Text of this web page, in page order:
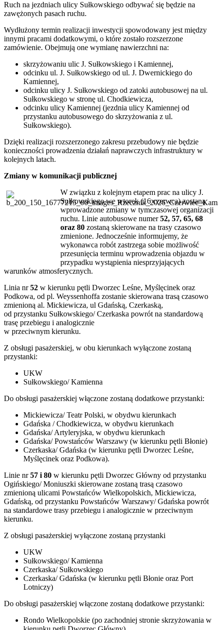
Ruch na jezdniach ulicy Sułkowskiego odbywać się będzie na
zawężonych pasach ruchu.
Wydłużony termin realizacji inwestycji spowodowany jest między
innymi pracami dodatkowymi, o które zostało rozszerzone
zamówienie. Obejmują one wymianę nawierzchni na:
skrzyżowaniu ulic J. Sułkowskiego i Kamiennej,
odcinku ul. J. Sułkowskiego od ul. J. Dwernickiego do
Kamiennej,
odcinku ulicy J. Sułkowskiego od zatoki autobusowej na ul.
Sułkowskiego w stronę ul. Chodkiewicza,
odcinku ulicy Kamiennej (jezdnia ulicy Kamiennej od
przystanku autobusowego do skrzyżowania z ul.
Sułkowskiego).
Dzięki realizacji rozszerzonego zakresu przebudowy nie będzie
konieczności prowadzenia działań naprawczych infrastruktury w
kolejnych latach.
Zmiany w komunikacji publicznej
W związku z kolejnym etapem prac na ulicy J.
Sułkowskiego we wtorek (16 czerwca) zostaną
wprowadzone zmiany w tymczasowej organizacji
ruchu. Linie autobusowe numer52, 57, 65, 68
oraz 80 zostaną skierowane na trasy czasowo
zmienione. Jednocześnie informujemy, że
wykonawca robót zastrzega sobie możliwość
przesunięcia terminu wprowadzenia objazdu w
przypadku wystąpienia niesprzyjających
warunków atmosferycznych.
Linia nr52 w kierunku pętli Dworzec Leśne, Myślęcinek oraz
Podkowa, od pl. Weyssenhoffa zostanie skierowana trasą czasowo
zmienioną al. Mickiewicza, ul Gdańską, Czerkaską,
od przystanku Sułkowskiego/ Czerkaska powrót na standardową
trasę przebiegu i analogicznie
w przeciwnym kierunku.
Z obsługi pasażerskiej, w obu kierunkach wyłączone zostaną
przystanki:
UKW
Sułkowskiego/ Kamienna
Do obsługi pasażerskiej włączone zostaną dodatkowe przystanki:
Mickiewicza/ Teatr Polski, w obydwu kierunkach
Gdańska / Chodkiewicza, w obydwu kierunkach
Gdańska/ Artyleryjska, w obydwu kierunkach
Gdańska/ Powstańców Warszawy (w kierunku pętli Błonie)
Czerkaska/ Gdańska (w kierunku pętli Dworzec Leśne,
Myślęcinek oraz Podkowa).
Linie nr57 i 80 w kierunku pętli Dworzec Główny od przystanku
Ogińskiego/ Moniuszki skierowane zostaną trasą czasowo
zmienioną ulicami Powstańców Wielkopolskich, Mickiewicza,
Gdańską, od przystanku Powstańców Warszawy/ Gdańska powrót
na standardowe trasy przebiegu i analogicznie w przeciwnym
kierunku.
Z obsługi pasażerskiej wyłączone zostaną przystanki
UKW
Sułkowskiego/ Kamienna
Czerkaska/ Sułkowskiego
Czerkaska/ Gdańska (w kierunku pętli Błonie oraz Port
Lotniczy)
Do obsługi pasażerskiej włączone zostaną dodatkowe przystanki:
Rondo Wielkopolskie (po zachodniej stronie skrzyżowania w